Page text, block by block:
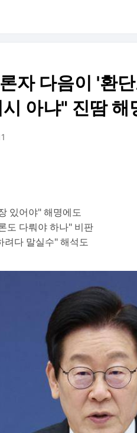
자 다음이 '환
아냐" 진땀 해
있어야" 해명에도
도 다뤄야 하나" 비판
려다 말실수" 해석도